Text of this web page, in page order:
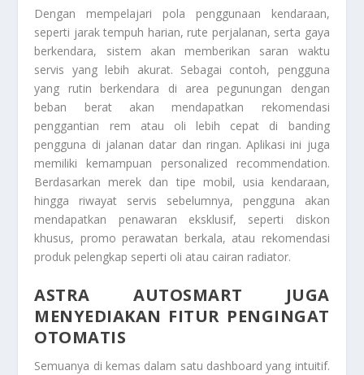
Dengan mempelajari pola penggunaan kendaraan,
seperti jarak tempuh harian, rute perjalanan, serta gaya
berkendara, sistem akan memberikan saran waktu
servis yang lebih akurat. Sebagai contoh, pengguna
yang rutin berkendara di area pegunungan dengan
beban berat akan mendapatkan rekomendasi
penggantian rem atau oli lebih cepat di banding
pengguna di jalanan datar dan ringan. Aplikasi ini juga
memiliki kemampuan personalized recommendation.
Berdasarkan merek dan tipe mobil, usia kendaraan,
hingga riwayat servis sebelumnya, pengguna akan
mendapatkan penawaran eksklusif, seperti diskon
khusus, promo perawatan berkala, atau rekomendasi
produk pelengkap seperti oli atau cairan radiator.
ASTRA AUTOSMART JUGA
MENYEDIAKAN FITUR PENGINGAT
OTOMATIS
Semuanya di kemas dalam satu dashboard yang intuitif.